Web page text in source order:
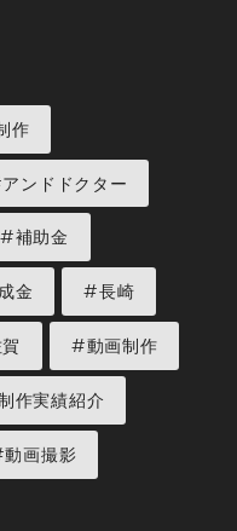
作
ンドドクター
#補助金
金 #長崎
#動画制作
作実績紹介
画撮影